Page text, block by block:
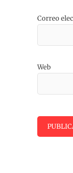
Correo
Web